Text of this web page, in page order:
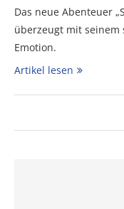
Das neue Abenteuer
überzeugt mit seinem
Emotion.
Artikel lesen